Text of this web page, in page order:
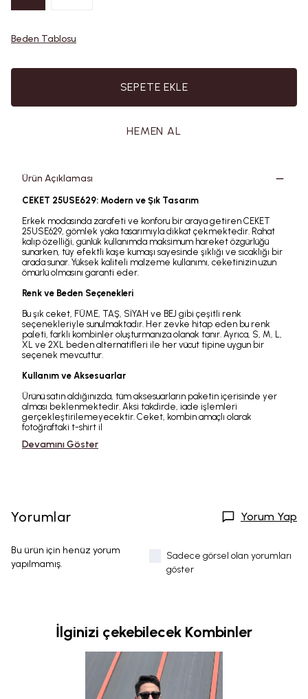
Beden Tablosu
SEPETE EKLE
HEMEN AL
Ürün Açıklaması
CEKET 25USE629: Modern ve Şık Tasarım
Erkek modasında zarafeti ve konforu bir araya getiren CEKET
25USE629, gömlek yaka tasarımıyla dikkat çekmektedir. Rahat
kalıp özelliği, günlük kullanımda maksimum hareket özgürlüğü
sunarken, tüy efektli kaşe kumaşı sayesinde şıklığı ve sıcaklığı bir
arada sunar. Yüksek kaliteli malzeme kullanımı, ceketinizin uzun
ömürlü olmasını garanti eder.
Renk ve Beden Seçenekleri
Bu şık ceket, FÜME, TAŞ, SİYAH ve BEJ gibi çeşitli renk
seçenekleriyle sunulmaktadır. Her zevke hitap eden bu renk
paleti, farklı kombinler oluşturmanıza olanak tanır. Ayrıca, S, M, L,
XL ve 2XL beden alternatifleri ile her vücut tipine uygun bir
seçenek mevcuttur.
Kullanım ve Aksesuarlar
Ürünü satın aldığınızda, tüm aksesuarların paketin içerisinde yer
alması beklenmektedir. Aksi takdirde, iade işlemleri
gerçekleştirilemeyecektir. Ceket, kombin amaçlı olarak
fotoğraftaki t-shirt il
Devamını Göster
Yorumlar Yorum Yap
Bu ürün için henüz yorum
yapılmamış.
Sadece görsel olan yorumları
göster
İlginizi çekebilecek Kombinler